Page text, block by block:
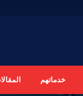
خدماتهم